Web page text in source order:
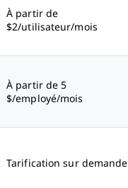
À partir de
$2/utilisateur/mois
À partir de 5
$/employé/mois
Tarification sur demande